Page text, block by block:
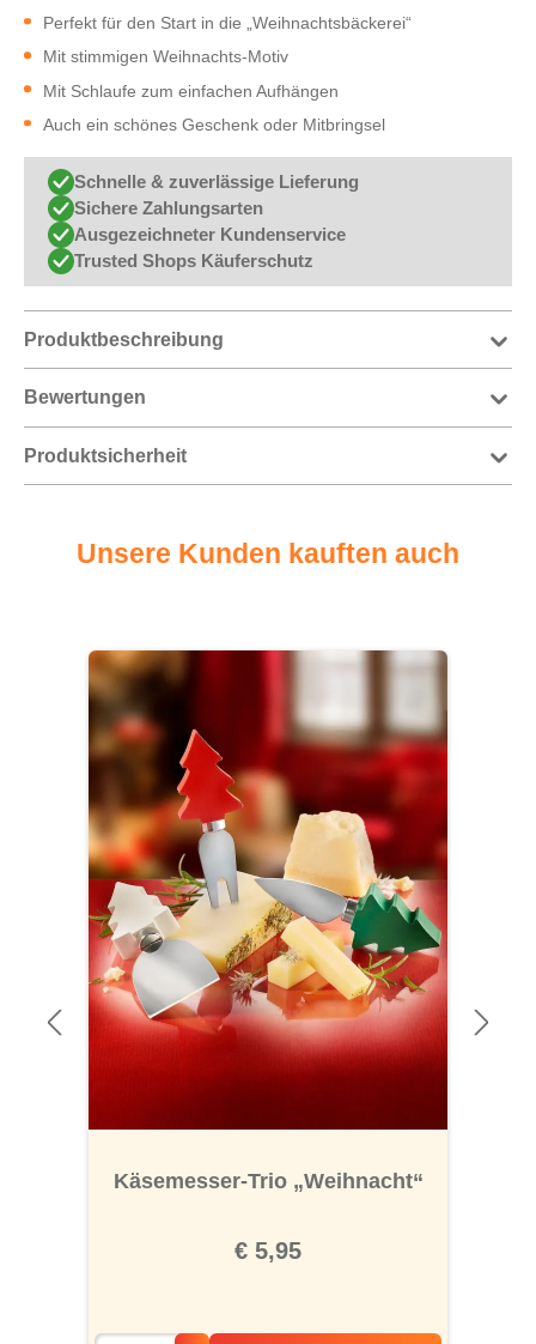
Perfekt für den Start in die „Weihnachtsbäckerei“
Mit stimmigen Weihnachts-Motiv
Mit Schlaufe zum einfachen Aufhängen
Auch ein schönes Geschenk oder Mitbringsel
Schnelle & zuverlässige Lieferung
Sichere Zahlungsarten
Ausgezeichneter Kundenservice
Trusted Shops Käuferschutz
Produktbeschreibung
Bewertungen
Produktsicherheit
Unsere Kunden kauften auch
Produktgalerie überspringen
Käsemesser-Trio „Weihnacht“
€ 5,95